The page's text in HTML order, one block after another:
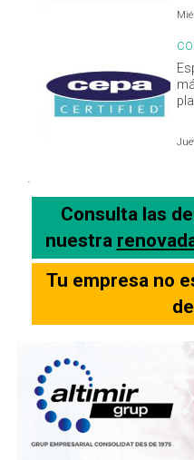
.
Consulta las
nuestra
Tu empresa no